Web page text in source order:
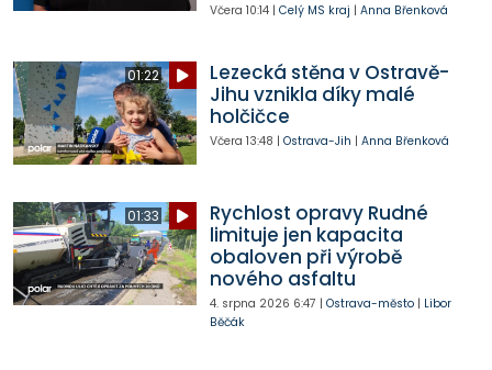
Včera 10:14| Celý MS kraj | Anna Břenková
01:22
Lezecká stěna v Ostravě-
Jihu vznikla díky malé
holčičce
Včera 13:48 | Ostrava-Jih | Anna Břenková
01:33
Rychlost opravy Rudné
limituje jen kapacita
obaloven při výrobě
nového asfaltu
4. srpna 2026 6:47 | Ostrava-město| Libor
Běčák